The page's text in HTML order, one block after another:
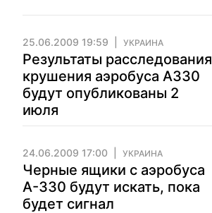
25.06.2009 19:59 УКРАИНА
Результаты расследования
крушения аэробуса А330
будут опубликованы 2
июля
24.06.2009 17:00 УКРАИНА
Черные ящики с аэробуса
А-330 будут искать, пока
будет сигнал